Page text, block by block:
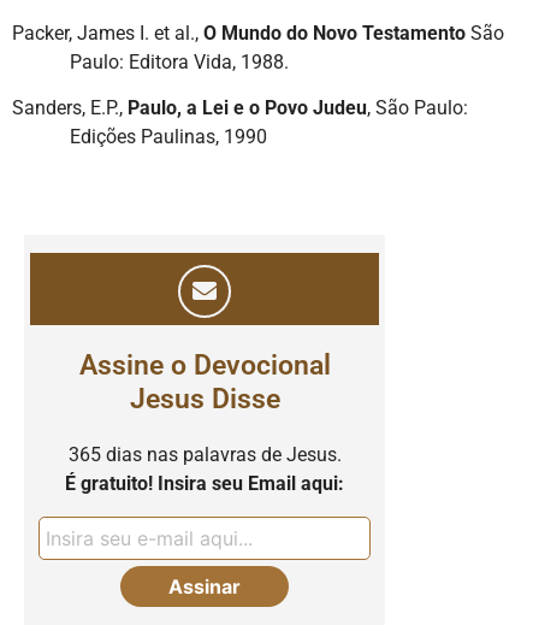
Packer, James I. et al., O Mundo do Novo Testamento São
Paulo: Editora Vida, 1988.
Sanders, E.P., Paulo, a Lei e o Povo Judeu, São Paulo:
Edições Paulinas, 1990
Assine o Devocional
Jesus Disse
365 dias nas palavras de Jesus.
É gratuito! Insira seu Email aqui: